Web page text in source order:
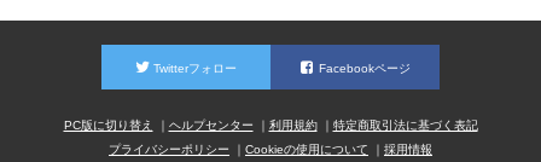
Twitterフォロー Facebookページ
PC版に切り替え ヘルプセンター 利用規約
特定商取引法に基づく表記
プライバシーポリシー
Cookieの使用について 採用情報